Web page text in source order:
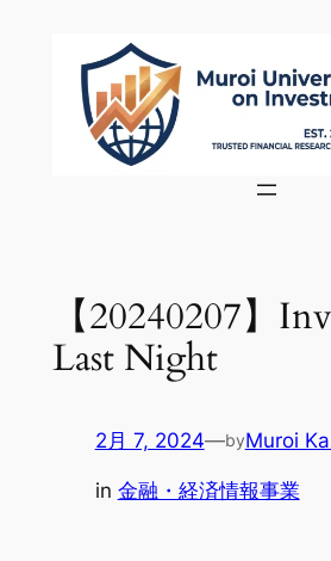
【20240207】
Last Night
2月 7, 2024—byMuroi
in 金融・経済情報事業